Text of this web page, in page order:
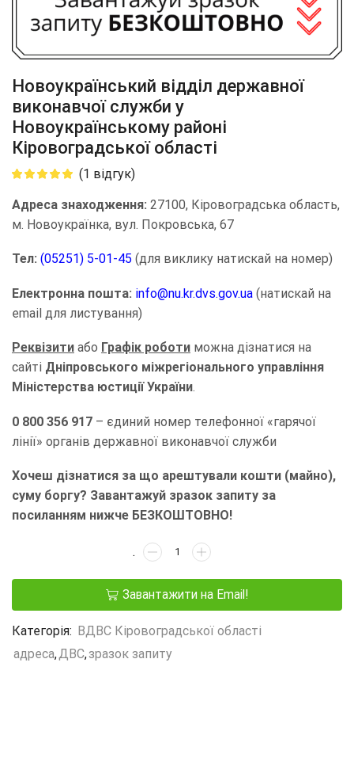
Новоукраїнський відділ державної
виконавчої служби у
Новоукраїнському районі
Кіровоградської області
(1 відгук)
Адреса знаходження: 27100, Кіровоградська область,
м. Новоукраїнка, вул. Покровська, 67
Тел: (05251) 5-01-45 (для виклику натискай на номер)
Електронна пошта: info@nu.kr.dvs.gov.ua (натискай на
email для листування)
Реквізити або Графік роботи можна дізнатися на
сайті Дніпровського міжрегіонального управління
Міністерства юстиції України.
0 800 356 917 – єдиний номер телефонної «гарячої
лінії» органів державної виконавчої служби
Хочеш дізнатися за що арештували кошти (майно),
суму боргу? Завантажуй зразок запиту за
посиланням нижче БЕЗКОШТОВНО!
Завантажити на Email!
Категорія: ВДВС Кіровоградської області
адреса,ДВС,зразок запиту